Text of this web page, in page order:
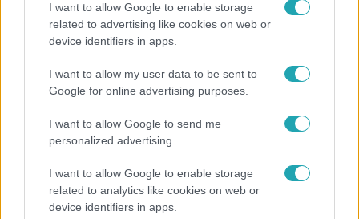
I want to allow Google to enable storage
related to advertising like cookies on web or
device identifiers in apps.
I want to allow my user data to be sent to
Google for online advertising purposes.
I want to allow Google to send me
personalized advertising.
I want to allow Google to enable storage
related to analytics like cookies on web or
device identifiers in apps.
Milyen támogatás jár egy gyerek után?
Összegyűjtöttük a tudnivalókat
nevelők támogatásairól esik szó, az egygyerekes
családoknak is jár támogatás. Mutatjuk, mit érdemes
tudni a csokról, a falusi csokról, a babaváró hitelről vagy
éppen a családi pótlékról és az anyasági támogatásról.